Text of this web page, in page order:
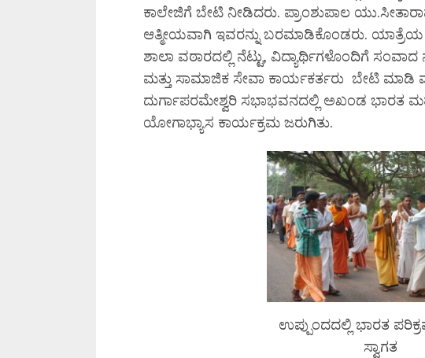
ಕಾಲೇಜಿಗೆ ಬೇಟಿ ನೀಡಿದರು. ಪ್ರಾಂಶುಪಾಲ
ಆತ್ಮೀಯವಾಗಿ ಇವರನ್ನು ಬರಮಾಡಿಕೊಂಡರು.
ಶಾಲಾ ವಠಾರದಲ್ಲಿ ನೆಟ್ಟು, ವಿದ್ಯಾರ್ಥಿಗಳೊಂದಿಗೆ
ಮತ್ತು ಸಾಮಾಜಿಕ ಸೇವಾ ಕಾರ್ಯಕರ್ತರು ಬೇಟಿ
ದುರ್ಗಾಪರಮೇಶ್ವರಿ ಸಭಾಭವನದಲ್ಲಿ ಅಖಂಡ ಭಾರತ
ಯೋಗಾಭ್ಯಾಸ ಕಾರ್ಯಕ್ರಮ ಜರುಗಿತು.
ಉಪ್ಪುಂದದಲ್ಲಿ ಭಾರತ
ಸ್ವಾಗತ